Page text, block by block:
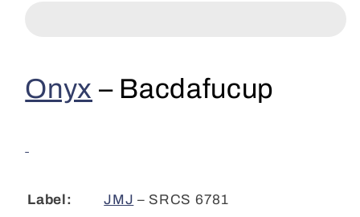
(CD,
Album)
(CD,
Album)
Onyx – Bacdafucup
Label: JMJ – SRCS 6781